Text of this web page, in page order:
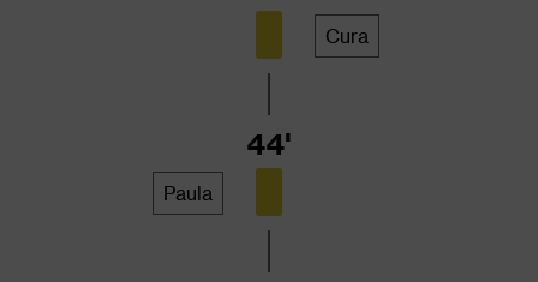
Cura
Paula
44'